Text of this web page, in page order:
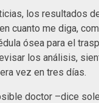
los resultados
cuanto me diga,
ósea para el
los análisis,
vez en tres días.
doctor –dice